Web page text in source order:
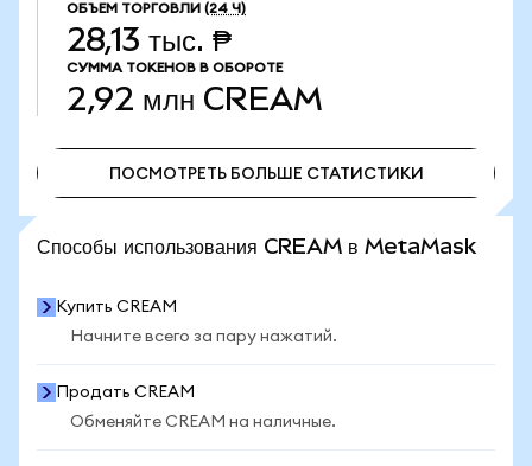
ОБЪЕМ ТОРГОВЛИ (24 Ч)
28,13 тыс. ₱
СУММА ТОКЕНОВ В ОБОРОТЕ
2,92 млн CREAM
ПОСМОТРЕТЬ БОЛЬШЕ СТАТИСТИКИ
Способы использования CREAM в MetaMask
Купить CREAM
Начните всего за пару нажатий.
Продать CREAM
Обменяйте CREAM на наличные.